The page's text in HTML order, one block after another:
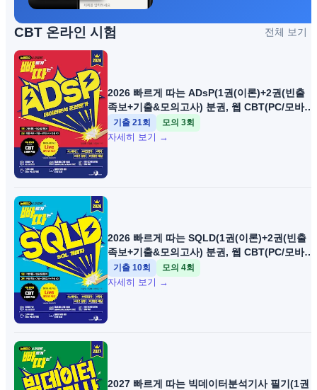
CBT 온라인 시험 전체 보기
2026 빠르게 따는 ADsP(1권(이론)+2권(빈출
족보+기출&모의고사) 분권, 웹 CBT(PC/모바일)
제공, 시험 직전 Live 빠따 특강)
기출 21회 모의 3회
자세히 보기 →
2026 빠르게 따는 SQLD(1권(이론)+2권(빈출
족보+기출&모의고사) 분권, 웹 CBT(PC/모바일)
제공, 시험 직전 Live 빠따 특강)
기출 10회 모의 4회
자세히 보기 →
2027 빠르게 따는 빅데이터분석기사 필기(1권